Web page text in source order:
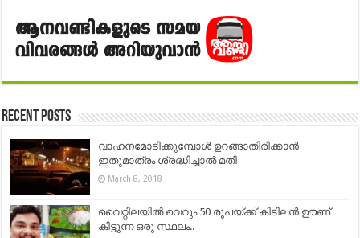
Recent Posts
വാഹനമോടിക്കുമ്പോള്‍ ഉറങ്ങാതിരിക്കാന്‍
ഇതുമാത്രം ശ്രദ്ധിച്ചാല്‍ മതി
March 8, 2018
വൈറ്റിലയിൽ വെറും 50 രൂപയ്ക്ക് കിടിലൻ ഊണ്
കിട്ടുന്ന ഒരു സ്ഥലം..